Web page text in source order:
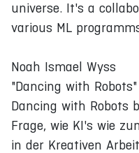
universe. It's a
various ML
Noah Ismael Wyss
"Dancing with Robots"
Dancing with Robots
Frage, wie KI's wie
in der Kreativen